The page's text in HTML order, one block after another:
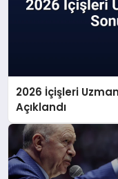
2026 İçişleri Uzman
Açıklandı